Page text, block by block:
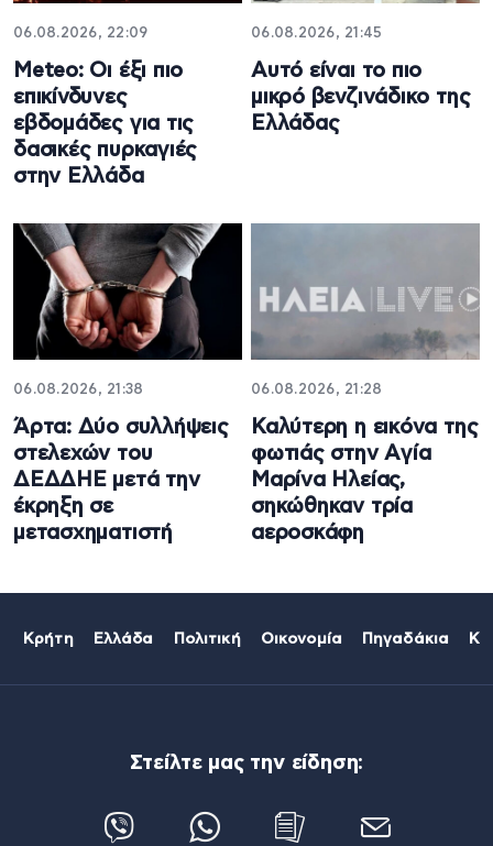
06.08.2026, 22:09
Meteo: Οι έξι πιο
επικίνδυνες
εβδομάδες για τις
δασικές πυρκαγιές
στην Ελλάδα
06.08.2026, 21:45
Αυτό είναι το πιο
μικρό βενζινάδικο της
Ελλάδας
06.08.2026, 21:38
Άρτα: Δύο συλλήψεις
στελεχών του
ΔΕΔΔΗΕ μετά την
έκρηξη σε
μετασχηματιστή
06.08.2026, 21:28
Καλύτερη η εικόνα της
φωτιάς στην Aγία
Μαρίνα Ηλείας,
σηκώθηκαν τρία
αεροσκάφη
Κρήτη Ελλάδα Πολιτική Οικονομία Πηγαδάκια
Στείλτε μας την είδηση: